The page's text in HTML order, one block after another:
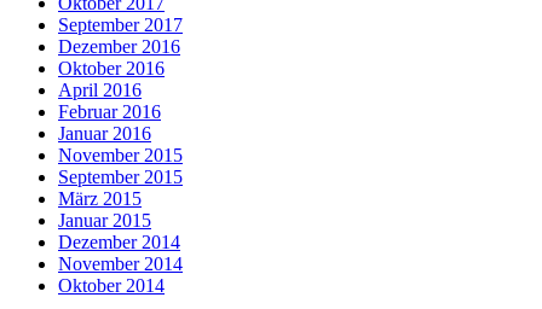
September 2017
Dezember 2016
Oktober 2016
April 2016
Februar 2016
Januar 2016
November 2015
September 2015
März 2015
Januar 2015
Dezember 2014
November 2014
Oktober 2014